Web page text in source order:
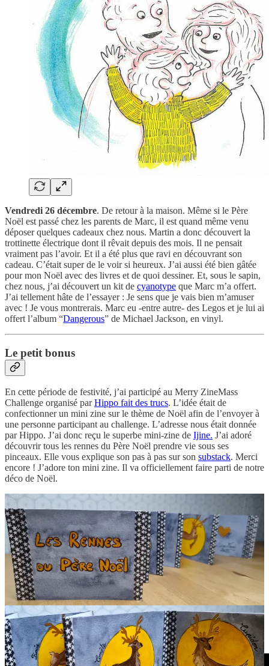
Vendredi 26 décembre. De retour à la maison. Même si le Père
Noël est passé chez les parents de Marc, il est quand même venu
déposer quelques cadeaux chez nous. Martin a donc découvert la
trottinette électrique dont il rêvait depuis des mois. Il ne pensait
vraiment pas l’avoir. Et il a été plus que ravi en découvrant son
cadeau. C’était super de le voir si heureux. J’ai aussi été bien gâtée
pour mon Noël avec des livres et de quoi dessiner. Et, sous le sapin,
chez nous, j’ai découvert un kit de cyanotype que Marc m’a offert.
J’ai tellement hâte de l’essayer : Je sens que je vais bien m’amuser
avec ! Je vous montrerais. Marc eu -entre autre- des Legos et je lui ai
offert l’album “Dangerous” de Michael Jackson, en vinyl.
Le petit bonus
En cette période de festivité, j’ai participé au Merry ZineMass
Challenge organisé parHippo fait des trucs. L’idée était de
confectionner un mini zine sur le thème de Noël afin de l’envoyer à
une personne participant au challenge. L’adresse nous était donnée
par Hippo. J’ai donc reçu le superbe mini-zine de Ijine. J’ai adoré
découvrir tous les rennes du Père Noël prendre vie sous ses
pinceaux. Elle vous explique son pas à pas sur son substack. Merci
encore ! J’adore ton mini zine. Il va officiellement faire parti de notre
déco de Noël.
Et voici le mini zine que j’ai fabriqué pour envoyer à Cath, en
Belgique.
Je me suis amusée à dessiner les petits plaisirs de Noël.